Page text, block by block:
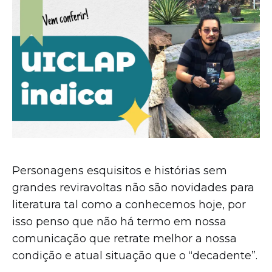
Personagens esquisitos e histórias sem
grandes reviravoltas não são novidades para
literatura tal como a conhecemos hoje, por
isso penso que não há termo em nossa
comunicação que retrate melhor a nossa
condição e atual situação que o “decadente”.